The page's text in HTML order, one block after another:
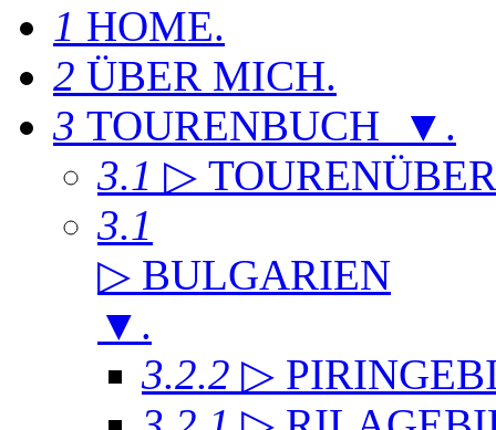
1 HOME.
2 ÜBER MICH.
3 TOURENBUCH ▼ .
3.1 ▷
3.1
▷ BULGARIEN
▼ .
3.2.2 ▷